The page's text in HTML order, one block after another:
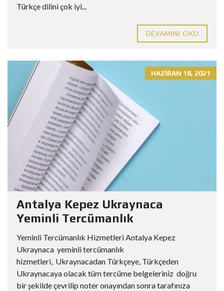
Türkçe dilini çok iyi...
DEVAMINI OKU
HAZIRAN 18, 2021
Antalya Kepez Ukraynaca
Yeminli Tercümanlık
Yeminli Tercümanlık Hizmetleri Antalya Kepez
Ukraynaca yeminli tercümanlık
hizmetleri, Ukraynacadan Türkçeye, Türkçeden
Ukraynacaya olacak tüm tercüme belgeleriniz doğru
bir şekilde çevrilip noter onayından sonra tarafınıza